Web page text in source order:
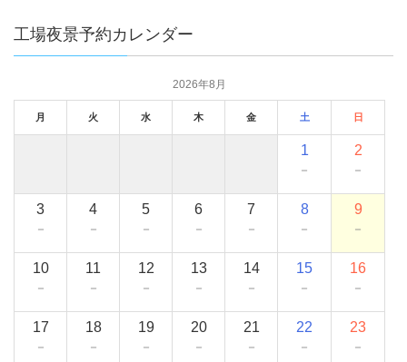
工場夜景予約カレンダー
2026年8月
月 火 水 木 金 土 日
1
－
2
－
3
－
4
－
5
－
6
－
7
－
8
－
9
－
10
－
11
－
12
－
13
－
14
－
15
－
16
－
17
－
18
－
19
－
20
－
21
－
22
－
23
－